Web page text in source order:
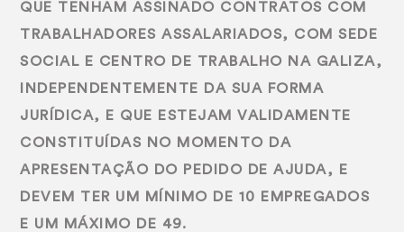
QUE TENHAM ASSINADO CONTRATOS COM
TRABALHADORES ASSALARIADOS, COM SEDE
SOCIAL E CENTRO DE TRABALHO NA GALIZA,
INDEPENDENTEMENTE DA SUA FORMA
JURÍDICA, E QUE ESTEJAM VALIDAMENTE
CONSTITUÍDAS NO MOMENTO DA
APRESENTAÇÃO DO PEDIDO DE AJUDA, E
DEVEM TER UM MÍNIMO DE 10 EMPREGADOS
E UM MÁXIMO DE 49.